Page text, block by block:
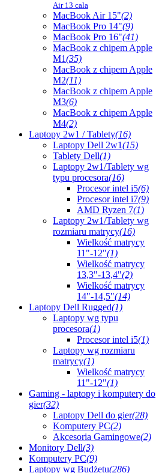
Air 13 cala
MacBook Air 15"(2)
MacBook Pro 14"(9)
MacBook Pro 16"(41)
MacBook z chipem Apple
M1(35)
MacBook z chipem Apple
M2(11)
MacBook z chipem Apple
M3(6)
MacBook z chipem Apple
M4(2)
Laptopy 2w1 / Tablety(16)
Laptopy Dell 2w1(15)
Tablety Dell(1)
Laptopy 2w1/Tablety wg
typu procesora(16)
Procesor intel i5(6)
Procesor intel i7(9)
AMD Ryzen 7(1)
Laptopy 2w1/Tablety wg
rozmiaru matrycy(16)
Wielkość matrycy
11"-12"(1)
Wielkość matrycy
13,3"-13,4"(2)
Wielkość matrycy
14"-14,5"(14)
Laptopy Dell Rugged(1)
Laptopy wg typu
procesora(1)
Procesor intel i5(1)
Laptopy wg rozmiaru
matrycy(1)
Wielkość matrycy
11"-12"(1)
Gaming - laptopy i komputery do
gier(32)
Laptopy Dell do gier(28)
Komputery PC(2)
Akcesoria Gamingowe(2)
Monitory Dell(3)
Komputery PC(9)
Laptopy wg Budżetu(286)